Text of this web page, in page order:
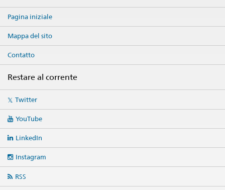
Pagina iniziale
Mappa del sito
Contatto
Restare al corrente
mediaTwitter
YouTube
LinkedIn
Instagram
RSS